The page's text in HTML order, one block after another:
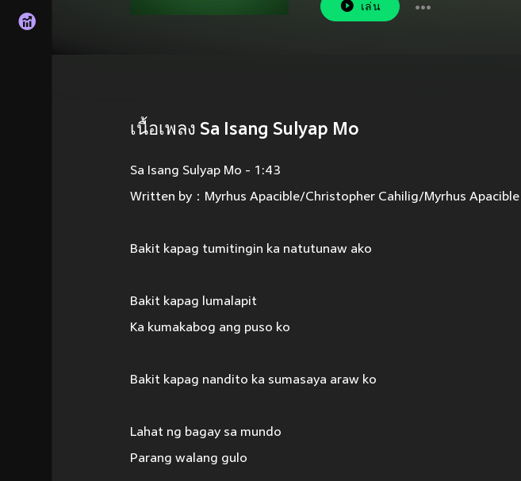
เล่น
เนื้อเพลง Sa Isang Sulyap Mo
Sa Isang Sulyap Mo - 1:43
Written by：Myrhus Apacible/Christopher Cahilig/Myrhus Apacible
Bakit kapag tumitingin ka natutunaw ako
Bakit kapag lumalapit
Ka kumakabog ang puso ko
Bakit kapag nandito ka sumasaya araw ko
Lahat ng bagay sa mundo
Parang walang gulo